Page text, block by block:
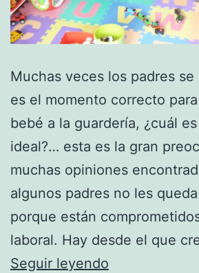
Muchas veces los padres
es el momento correcto
bebé a la guardería, ¿cuál
ideal?… esta es la gran
muchas opiniones
algunos padres no les
porque están
laboral. Hay desde el que
Seguir leyendo